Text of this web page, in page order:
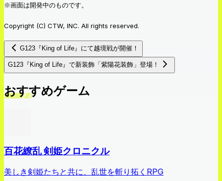
※画面は開発中のものです。
Copyright (C) CTW, INC. All rights reserved.
G123『King of Life』にて越境戦が開催！
G123『King of Life』で新装飾「紫陽花装飾」登場！
おすすめゲーム
百花繚乱 剣姫クロニクル
美しき剣姫たちと共に、乱世を斬り拓くRPG